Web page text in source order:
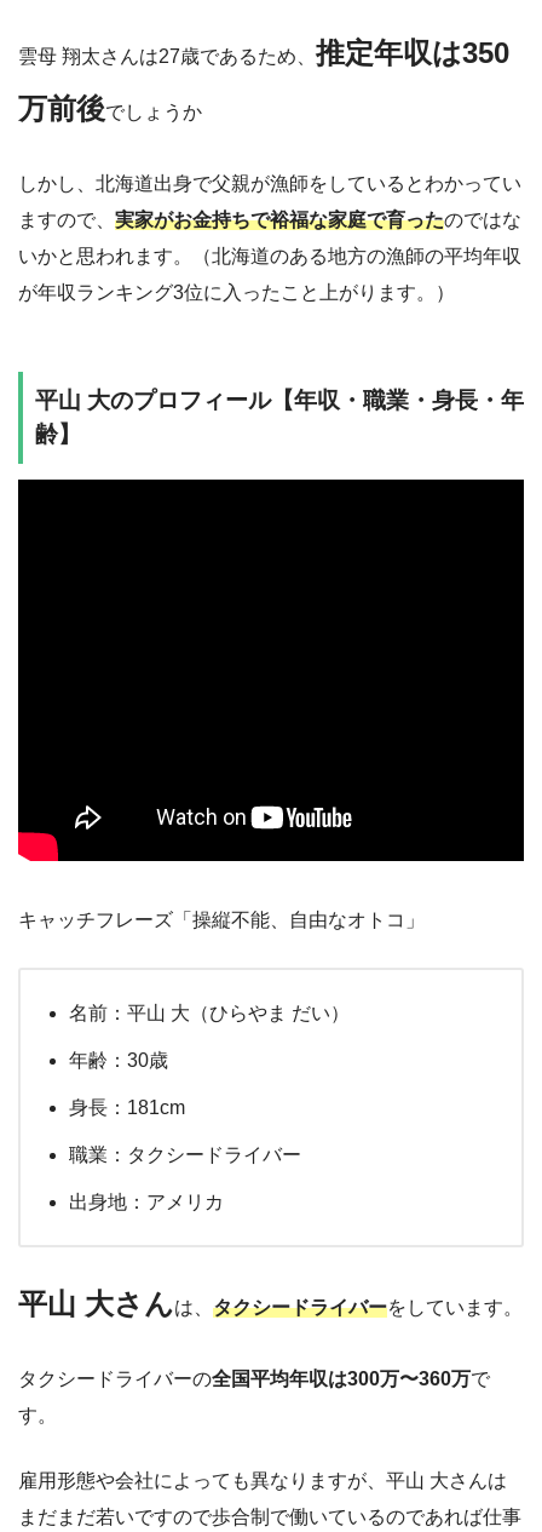
雲母 翔太さんは27歳であるため、 推定年収は350
万前後でしょうか
しかし、北海道出身で父親が漁師をしているとわかってい
ますので、 実家がお金持ちで裕福な家庭で育ったのではな
いかと思われます。（北海道のある地方の漁師の平均年収
が年収ランキング3位に入ったこと上がります。）
平山 大のプロフィール【年収・職業・身長・年
齢】
キャッチフレーズ「操縦不能、自由なオトコ」
名前：平山 大（ひらやま だい）
年齢：30歳
身長：181cm
職業：タクシードライバー
出身地：アメリカ
平山 大さんは、 タクシードライバーをしています。
タクシードライバーの全国平均年収は300万〜360万で
す。
雇用形態や会社によっても異なりますが、平山 大さんは
まだまだ若いですので歩合制で働いているのであれば仕事